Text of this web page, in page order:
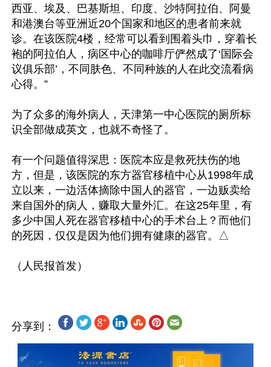
西亚、埃及、巴基斯坦、印度、沙特阿拉伯、阿曼
和港澳台等亚洲近20个国家和地区的患者前来就
诊。在该医院4楼，经常可以看到围着头巾，穿着长
袍的阿拉伯人，病区中心的咖啡厅俨然成了‘国际会
议俱乐部’，不同肤色、不同种族的人在此交流看病
心得。”
为了众多的海外病人，天津第一中心医院的厕所标
识全部做成英文，也就不奇怪了。
有一个问题值得深思：医院本应是救死扶伤的地
方，但是，该医院的东方器官移植中心从1998年成
立以来，一边活体摘除中国人的器官，一边贩卖给
来自国外的病人，赚取大量外汇。在这25年里，有
多少中国人死在器官移植中心的手术台上？而他们
的死因，仅仅是因为他们拥有健康的器官。△
分享到：